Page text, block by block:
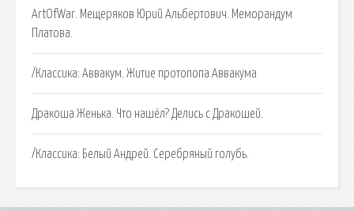
ArtOfWar. Мещеряков Юрий Альбертович. Меморандум
Платова.
/Классика: Аввакум. Житие протопопа Аввакума
Дракоша Женька. Что нашёл? Делись с Дракошей.
/Классика: Белый Андрей. Серебряный голубь.